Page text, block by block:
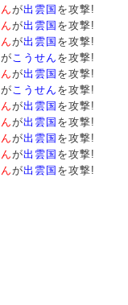
が出雲国 を攻撃!
が出雲国 を攻撃!
が出雲国 を攻撃!
がこうせん を攻撃!
が出雲国 を攻撃!
がこうせん を攻撃!
が出雲国 を攻撃!
が出雲国 を攻撃!
が出雲国 を攻撃!
が出雲国 を攻撃!
が出雲国 を攻撃!